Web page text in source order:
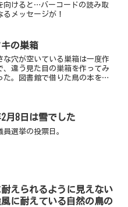
向けると…バーコードの読み取
るメッセージが！
の巣箱
な穴が空いている巣箱は一度作
、違う見た目の巣箱を作ってみ
た。図書館で借りた鳥の本をみ
2月8日は雪でした
員選挙の投票日。
えられるように見えない
に耐えている自然の鳥の